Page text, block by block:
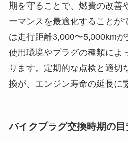
期を守ることで、燃費の改善
ーマンスを最適化することが
は走行距離3,000〜5,000kmが
使用環境やプラグの種類によ
ります。定期的な点検と適切
換が、エンジン寿命の延長に
バイクプラグ交換時期の目